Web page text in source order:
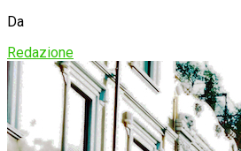
Da
Redazione